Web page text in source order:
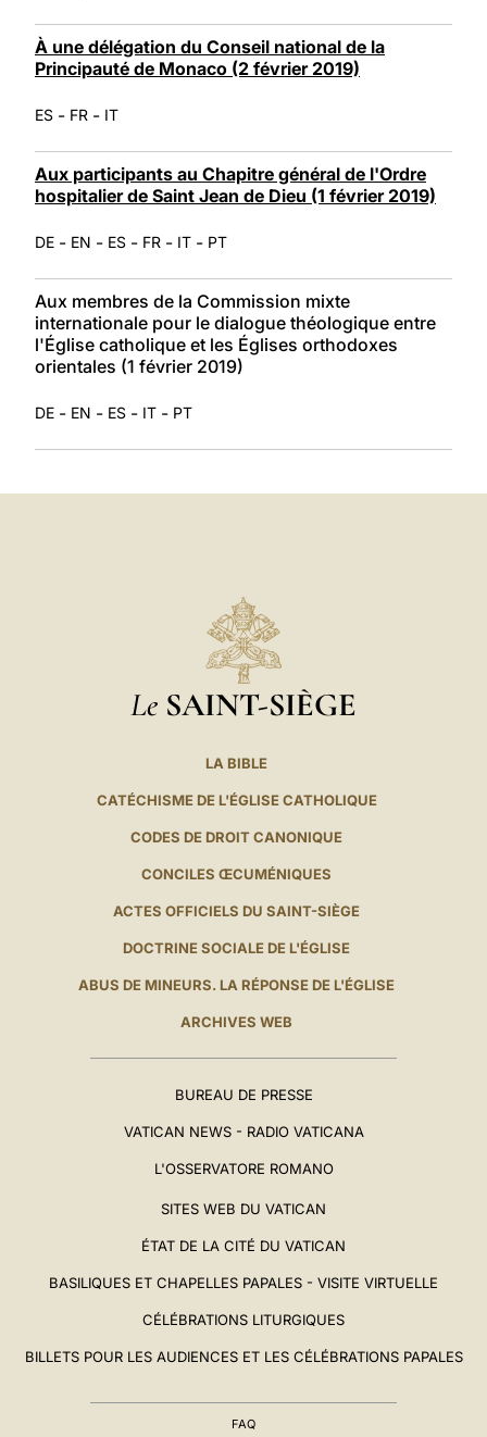
À une délégation du Conseil national de la
Principauté de Monaco (2 février 2019)
ES - FR - IT
Aux participants au Chapitre général de l'Ordre
hospitalier de Saint Jean de Dieu (1 février 2019)
DE - EN - ES - FR - IT - PT
Aux membres de la Commission mixte
internationale pour le dialogue théologique entre
l'Église catholique et les Églises orthodoxes
orientales (1 février 2019)
DE - EN - ES - IT - PT
Le SAINT-SIÈGE
LA BIBLE
CATÉCHISME DE L'ÉGLISE CATHOLIQUE
CODES DE DROIT CANONIQUE
CONCILES ŒCUMÉNIQUES
ACTES OFFICIELS DU SAINT-SIÈGE
DOCTRINE SOCIALE DE L'ÉGLISE
ABUS DE MINEURS. LA RÉPONSE DE L'ÉGLISE
ARCHIVES WEB
BUREAU DE PRESSE
VATICAN NEWS - RADIO VATICANA
L'OSSERVATORE ROMANO
SITES WEB DU VATICAN
ÉTAT DE LA CITÉ DU VATICAN
BASILIQUES ET CHAPELLES PAPALES - VISITE VIRTUELLE
CÉLÉBRATIONS LITURGIQUES
BILLETS POUR LES AUDIENCES ET LES CÉLÉBRATIONS PAPALES
FAQ